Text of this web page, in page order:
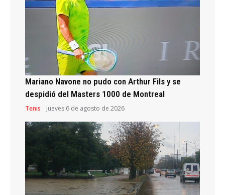
Mariano Navone no pudo con Arthur Fils y se
despidió del Masters 1000 de Montreal
Tenis jueves 6 de agosto de 2026